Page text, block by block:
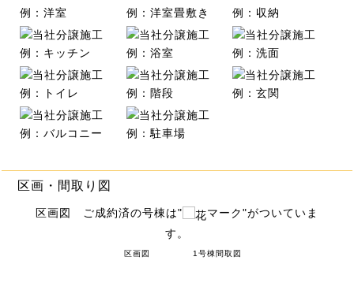
区画・間取り図
区画図 ご成約済の号棟は"
マーク"がついていま
す。
区画図 1号棟間取図